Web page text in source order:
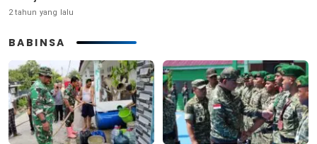
2 tahun yang lalu
BABINSA